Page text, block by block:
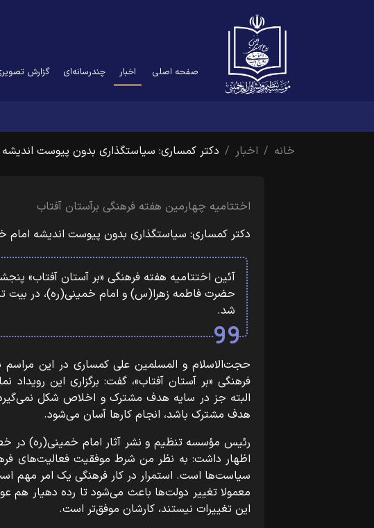
صفحه اصلی اخبار چندرسانه‌ای گزارش
خانه اخبار دکتر کمساری: سیاستگذاری بدون پیوست
اختتامیه چهارمین هفته فرهنگی برآستان آفتاب
دکتر کمساری: سیاستگذاری بدون پیوست اندیشه
حضرت فاطمه زهرا(س) و امام خمینی(ره)، در بیت
شد.
حجت‌الاسلام و المسلمین علی کمساری در این مراسم
فرهنگی «بر آستان آفتاب»، گفت: برگزاری این
البته جز در سایه هدف مشترک و اخلاص شکل
هدف مشترک باشد، انجام کارها آسان می‌شود.
رئیس مؤسسه تنظیم و نشر آثار امام خمینی(ره) در
اظهار داشت: به نظر من شرط موفقیت فعالیت‌های
سیاست‌ها است. استمرار در کار فرهنگی یک امر مهم
معمولا تغییر دولت‌ها باعث می‌شود تا رده دهیار
این تغییرات نیستند، کارشان موفق‌تر است.